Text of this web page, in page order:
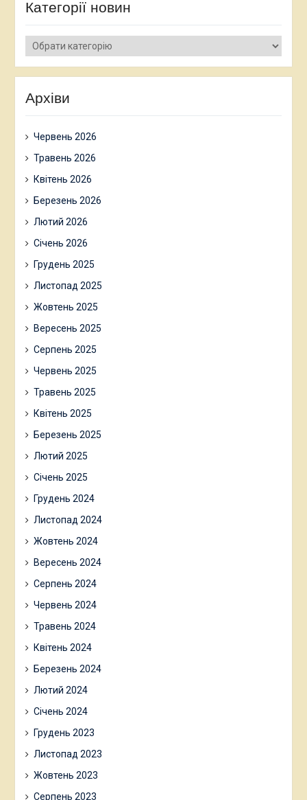
Категорії новин
Категорії
новин
Архіви
Червень 2026
Травень 2026
Квітень 2026
Березень 2026
Лютий 2026
Січень 2026
Грудень 2025
Листопад 2025
Жовтень 2025
Вересень 2025
Серпень 2025
Червень 2025
Травень 2025
Квітень 2025
Березень 2025
Лютий 2025
Січень 2025
Грудень 2024
Листопад 2024
Жовтень 2024
Вересень 2024
Серпень 2024
Червень 2024
Травень 2024
Квітень 2024
Березень 2024
Лютий 2024
Січень 2024
Грудень 2023
Листопад 2023
Жовтень 2023
Серпень 2023